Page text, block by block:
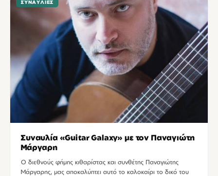
ΣΥΝΑΥΛΊΕΣ
Συναυλία «Guitar Galaxy» με τον Παναγιώτη
Μάργαρη
Ο διεθνούς φήμης κιθαρίστας και συνθέτης Παναγιώτης
Μάργαρης, μας αποκαλύπτει αυτό το καλοκαίρι το δικό του